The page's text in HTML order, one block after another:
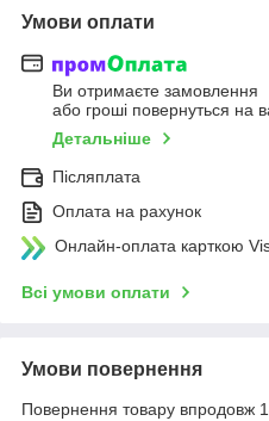
Умови оплати
Ви отримаєте замовлення
або гроші повернуться на
Детальніше
Післяплата
Оплата на рахунок
Онлайн-оплата карткою
Всі умови оплати
Умови повернення
Повернення товару впродовж